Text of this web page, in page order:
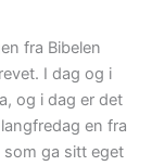
fra Bibelen
I dag og i
og i dag er det
en fra
som ga sitt eget